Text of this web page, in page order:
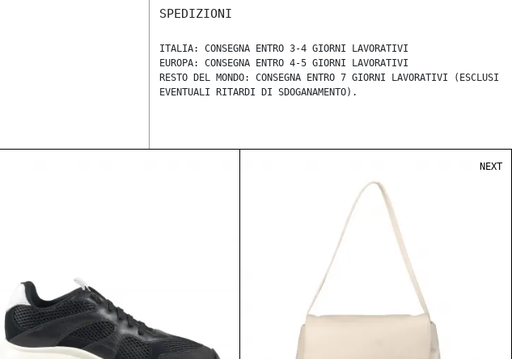
SPEDIZIONI
ITALIA: CONSEGNA ENTRO 3-4 GIORNI LAVORATIVI
EUROPA: CONSEGNA ENTRO 4-5 GIORNI LAVORATIVI
RESTO DEL MONDO: CONSEGNA ENTRO 7 GIORNI LAVORATIVI (ESCLUSI
EVENTUALI RITARDI DI SDOGANAMENTO).
NEXT